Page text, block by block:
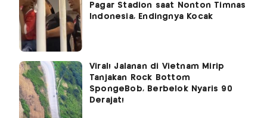
Pagar Stadion saat Nonton Timnas
Indonesia, Endingnya Kocak
Viral! Jalanan di Vietnam Mirip
Tanjakan Rock Bottom
SpongeBob, Berbelok Nyaris 90
Derajat!